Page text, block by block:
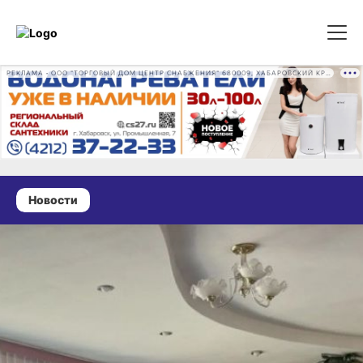
Новости
Первый детский
культурно‑просветительский
центр откроют в Хабаровске
Проект реализуется в рамках национального проекта
«Семья»
Фото:
Пресс-служба министерства культуры